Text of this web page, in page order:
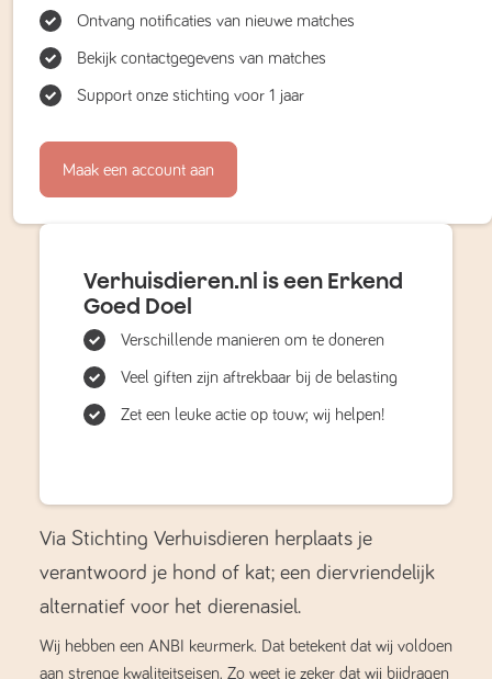
Ontvang notificaties van nieuwe matches
Bekijk contactgegevens van matches
Support onze stichting voor 1 jaar
Maak een account aan
Verhuisdieren.nl is een Erkend
Goed Doel
Verschillende manieren om te doneren
Veel giften zijn aftrekbaar bij de belasting
Zet een leuke actie op touw; wij helpen!
Via Stichting Verhuisdieren herplaats je
verantwoord je hond of kat; een diervriendelijk
alternatief voor het dierenasiel.
Wij hebben een ANBI keurmerk. Dat betekent dat wij voldoen
aan strenge kwaliteitseisen. Zo weet je zeker dat wij bijdragen